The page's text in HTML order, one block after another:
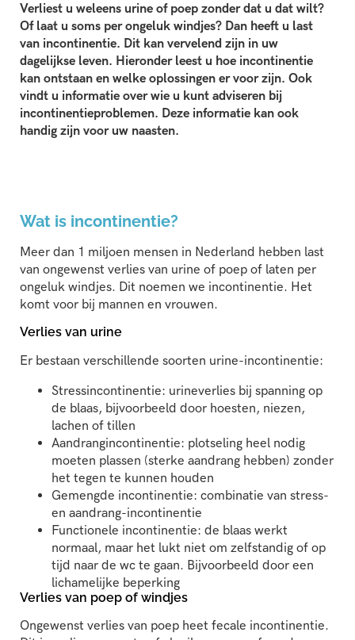
Verliest u weleens urine of poep zonder dat u dat wilt?
Of laat u soms per ongeluk windjes? Dan heeft u last
van incontinentie. Dit kan vervelend zijn in uw
dagelijkse leven. Hieronder leest u hoe incontinentie
kan ontstaan en welke oplossingen er voor zijn. Ook
vindt u informatie over wie u kunt adviseren bij
incontinentieproblemen. Deze informatie kan ook
handig zijn voor uw naasten.
Wat is incontinentie?
Meer dan 1 miljoen mensen in Nederland hebben last
van ongewenst verlies van urine of poep of laten per
ongeluk windjes. Dit noemen we incontinentie. Het
komt voor bij mannen en vrouwen.
Verlies van urine
Er bestaan verschillende soorten urine-incontinentie:
Stressincontinentie: urineverlies bij spanning op
de blaas, bijvoorbeeld door hoesten, niezen,
lachen of tillen
Aandrangincontinentie: plotseling heel nodig
moeten plassen (sterke aandrang hebben) zonder
het tegen te kunnen houden
Gemengde incontinentie: combinatie van stress-
en aandrang-incontinentie
Functionele incontinentie: de blaas werkt
normaal, maar het lukt niet om zelfstandig of op
tijd naar de wc te gaan. Bijvoorbeeld door een
lichamelijke beperking
Verlies van poep of windjes
Ongewenst verlies van poep heet fecale incontinentie.